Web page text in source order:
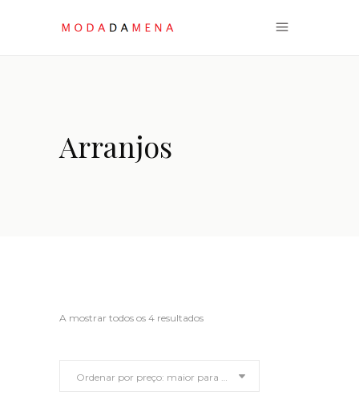
Arranjos
A mostrar todos os 4 resultadosOrdenado
Ordenar por preço: maior para menor